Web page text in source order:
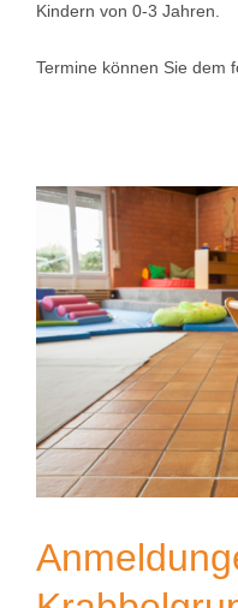
Kindern von 0-3 Jahren.
Termine können Sie dem